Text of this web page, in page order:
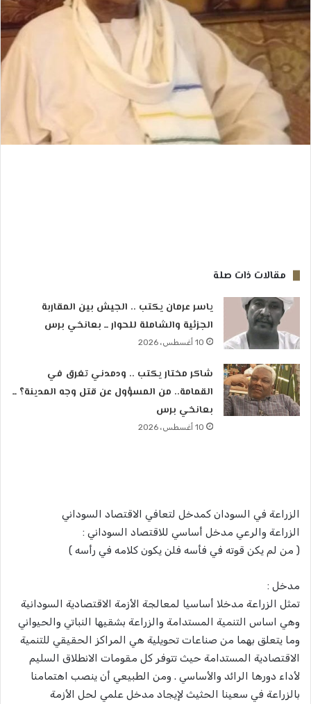
مقالات ذات صلة
ياسر عرمان يكتب .. الجيش بين المقاربة
الجزئية والشاملة للحوار ــ بعانخي برس
10 أغسطس، 2026
شاكر مختار يكتب .. ودمدني تغرق في
القمامة.. من المسؤول عن قتل وجه المدينة؟ ــ
بعانخي برس
10 أغسطس، 2026
الزراعة في السودان كمدخل لتعافي الاقتصاد السوداني
الزراعة والرعي مدخل أساسي للاقتصاد السوداني :
( من لم يكن قوته في فأسه فلن يكون كلامه في رأسه )
مدخل :
تمثل الزراعة مدخلا أساسيا لمعالجة الأزمة الاقتصادية السودانية
وهي اساس التنمية المستدامة والزراعة بشقيها النباتي والحيواني
وما يتعلق بهما من صناعات تحويلية هي المراكز الحقيقي للتنمية
الاقتصادية المستدامة حيث تتوفر كل مقومات الانطلاق السليم
لأداء دورها الرائد والأساسي . ومن الطبيعي أن ينصب اهتمامنا
بالزراعة في سعينا الحثيث لإيجاد مدخل علمي لحل الأزمة